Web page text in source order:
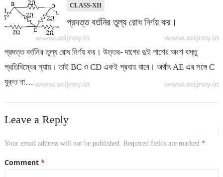
CLASS-XII
প্রদত্ত বর্তনির তুল্য রোধ নির্ণয় কর।
প্রদত্ত বর্তনির তুল্য রোধ নির্ণয় কর। উত্তর- দাগের দুই পাশের অংশ বস্তু
প্রতিবিম্বের ন্যায়। তাই BC ও CD একই প্রবাহ যাবে। অর্থাৎ AE এর সঙ্গে C
যুক্ত না…
Leave a Reply
Your email address will not be published. Required fields are marked *
Comment *